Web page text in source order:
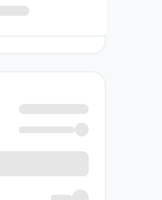
عرفانی تبدیل
کرده که شامل